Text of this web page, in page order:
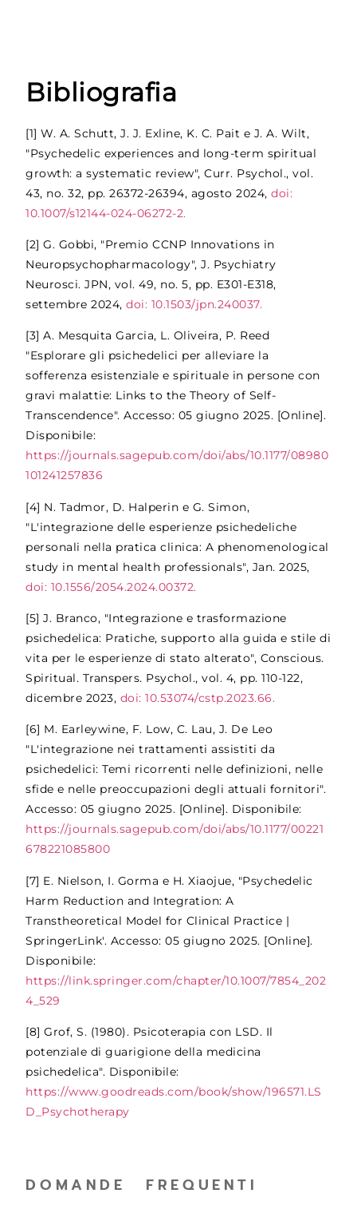
Bibliografia
[1] W. A. Schutt, J. J. Exline, K. C. Pait e J. A. Wilt,
"Psychedelic experiences and long-term spiritual
growth: a systematic review", Curr. Psychol., vol.
43, no. 32, pp. 26372-26394, agosto 2024,doi:
10.1007/s12144-024-06272-2.
[2] G. Gobbi, "Premio CCNP Innovations in
Neuropsychopharmacology", J. Psychiatry
Neurosci. JPN, vol. 49, no. 5, pp. E301-E318,
settembre 2024,doi: 10.1503/jpn.240037.
[3] A. Mesquita Garcia, L. Oliveira, P. Reed
"Esplorare gli psichedelici per alleviare la
sofferenza esistenziale e spirituale in persone con
gravi malattie: Links to the Theory of Self-
Transcendence". Accesso: 05 giugno 2025. [Online].
Disponibile:
https://journals.sagepub.com/doi/abs/10.1177/08980
101241257836
[4] N. Tadmor, D. Halperin e G. Simon,
"L'integrazione delle esperienze psichedeliche
personali nella pratica clinica: A phenomenological
study in mental health professionals", Jan. 2025,
doi: 10.1556/2054.2024.00372.
[5] J. Branco, "Integrazione e trasformazione
psichedelica: Pratiche, supporto alla guida e stile di
vita per le esperienze di stato alterato", Conscious.
Spiritual. Transpers. Psychol., vol. 4, pp. 110-122,
dicembre 2023, doi: 10.53074/cstp.2023.66.
[6] M. Earleywine, F. Low, C. Lau, J. De Leo
"L'integrazione nei trattamenti assistiti da
psichedelici: Temi ricorrenti nelle definizioni, nelle
sfide e nelle preoccupazioni degli attuali fornitori".
Accesso: 05 giugno 2025. [Online]. Disponibile:
https://journals.sagepub.com/doi/abs/10.1177/00221
678221085800
[7] E. Nielson, I. Gorma e H. Xiaojue, "Psychedelic
Harm Reduction and Integration: A
Transtheoretical Model for Clinical Practice |
SpringerLink'. Accesso: 05 giugno 2025. [Online].
Disponibile:
https://link.springer.com/chapter/10.1007/7854_202
4_529
[8] Grof, S. (1980). Psicoterapia con LSD. Il
potenziale di guarigione della medicina
psichedelica". Disponibile:
https://www.goodreads.com/book/show/196571.LS
D_Psychotherapy
DOMANDE FREQUENTI